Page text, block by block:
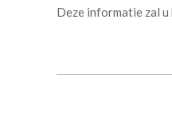
Deze informatie zal